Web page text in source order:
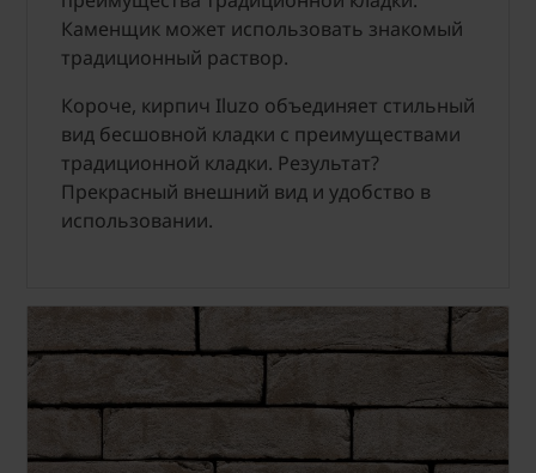
Каменщик может использовать знакомый
традиционный раствор.
Короче, кирпич Iluzo объединяет стильный
вид бесшовной кладки с преимуществами
традиционной кладки. Результат?
Прекрасный внешний вид и удобство в
использовании.